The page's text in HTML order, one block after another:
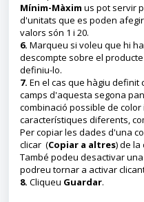
Mínim-Màxim us pot servir
d'unitats que es poden
valors són 1 i 20.
6. Marqueu si voleu que hi
descompte sobre el
definiu-lo.
7. En el cas que hàgiu definit
camps d'aquesta segona
combinació possible de
característiques diferents,
Per copiar les dades d'una
clicar (Copiar a altres) de la
També podeu desactivar
podreu tornar a activar
8. Cliqueu Guardar.